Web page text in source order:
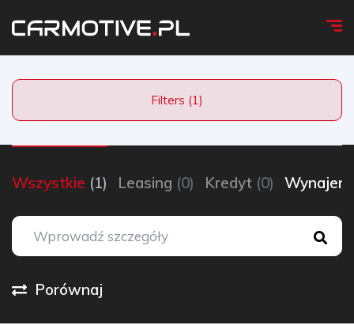
Filters (1)
Wszystkie (1) Leasing (0) Kredyt (0) Wynajem
Porównaj